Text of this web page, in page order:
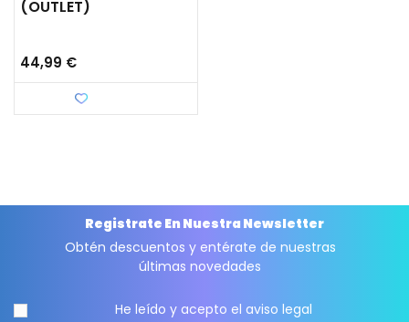
(OUTLET)
44,99 €
Registrate En Nuestra Newsletter
Obtén descuentos y entérate de nuestras
últimas novedades
He leído y acepto el aviso legal